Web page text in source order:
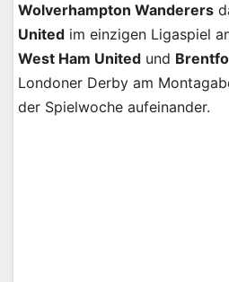
Wolverhampton Wanderers
United im einzigen Ligaspiel
West Ham United und
Londoner Derby am
der Spielwoche aufeinander.